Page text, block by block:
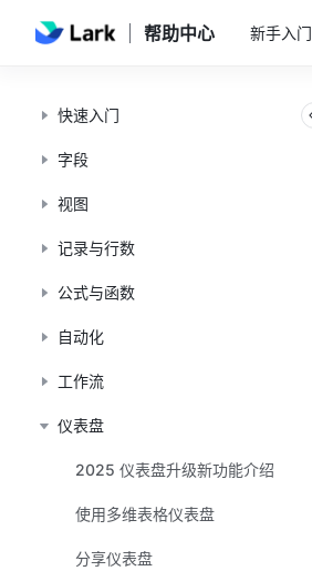
帮助中心 新手入门
快速入门
字段
视图
记录与行数
公式与函数
自动化
工作流
仪表盘
2025 仪表盘升级新功能介绍
使用多维表格仪表盘
分享仪表盘